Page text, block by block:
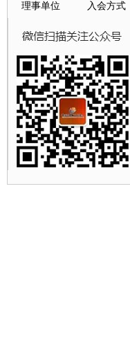
理事单位 入会方式